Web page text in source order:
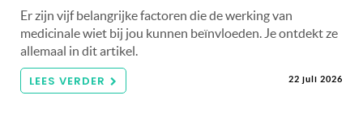
Er zijn vijf belangrijke factoren die de werking van
medicinale wiet bij jou kunnen beïnvloeden. Je ontdekt ze
allemaal in dit artikel.
LEES VERDER 22 juli 2026